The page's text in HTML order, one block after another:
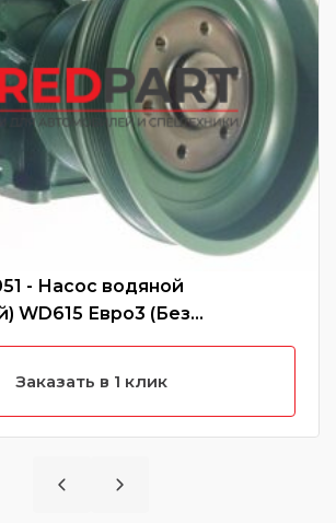
- Насос водяной
WD615 Евро3 (Без
Заказать в 1 клик